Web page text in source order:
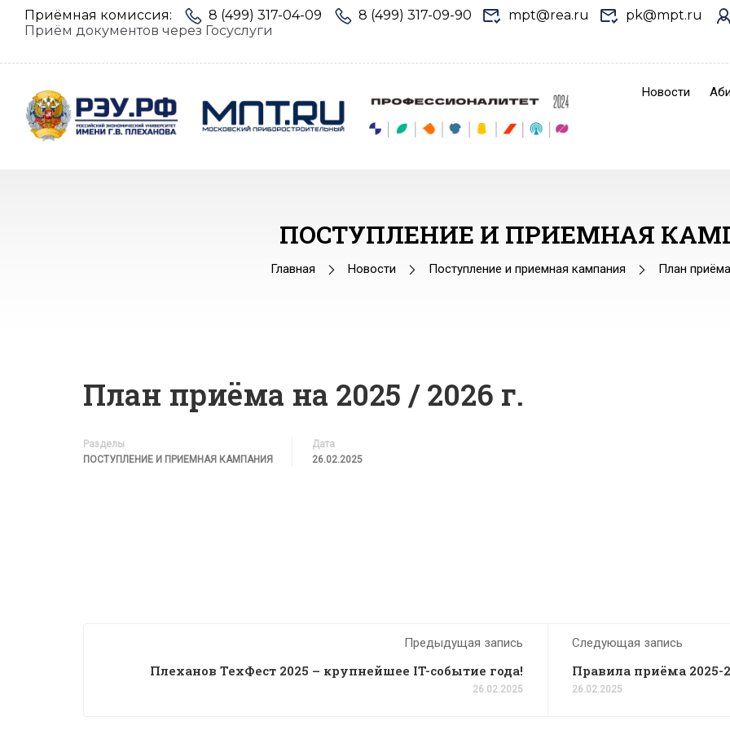
Приёмная комиссия: 8 (499) 317-04-09 8 (499) 317-09-90 mpt@rea.ru
pk@mpt.ru
Приём документов через Госуслуги
Новости
ПОСТУПЛЕНИЕ И ПРИЕМНАЯ
Главная Новости Поступление и приемная кампания План
План приёма на 2025 / 2026 г.
Разделы
ПОСТУПЛЕНИЕ И ПРИЕМНАЯ КАМПАНИЯ
Дата
26.02.2025
Предыдущая запись
Плеханов ТехФест 2025 – крупнейшее IT-событие года!
26.02.2025
Следующая запись
Правила приёма 2025-
26.02.2025